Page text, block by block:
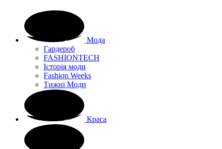
Мода
Гардероб
FASHIONTECH
Історія моди
Fashion Weeks
Тижні Моди
Краса